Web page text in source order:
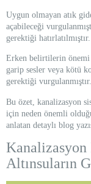
Uygun olmayan atık
açabileceği
gerektiği hatırlatılmıştır.
Erken belirtilerin önemi
garip sesler veya kötü
gerektiği vurgulanmıştır.
Bu özet, kanalizasyon
için neden önemli
anlatan detaylı blog
Altınsuların